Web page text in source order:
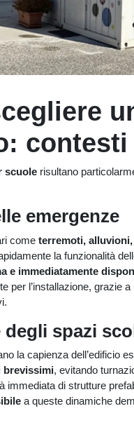
contesti
scuole risultano
emergenze
come terremoti,
la funzionalità
e immediatamente
per l’installazione, grazie
degli spazi
la capienza dell’edificio
brevissimi, evitando
immediata di strutture
a queste dinamiche